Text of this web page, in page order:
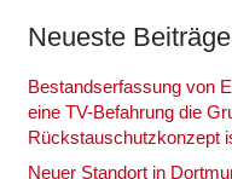
Neu­es­te Bei­trä­ge
Bestands­er­fas­sung von
eine TV-Befah­rung die
Rückstau­schutz­kon­zept
Neu­er Stand­ort in